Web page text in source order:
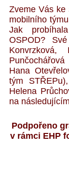
Zveme Vás ke
mobilního
Jak
OSPOD?
Konvrzková,
Hana
tým
Helena
na
Podpořeno
v rámci EHP